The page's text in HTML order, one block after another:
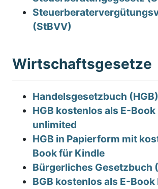
(StBVV)
Wirtschaftsgesetze
Handelsgesetzbuch (HGB)
HGB kostenlos als E-
unlimited
HGB in Papierform mit
Book für Kindle
Bürgerliches Gesetzbuch
BGB kostenlos als E-Book